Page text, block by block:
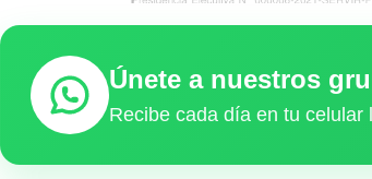
Únete a nuestros
Recibe cada día en tu